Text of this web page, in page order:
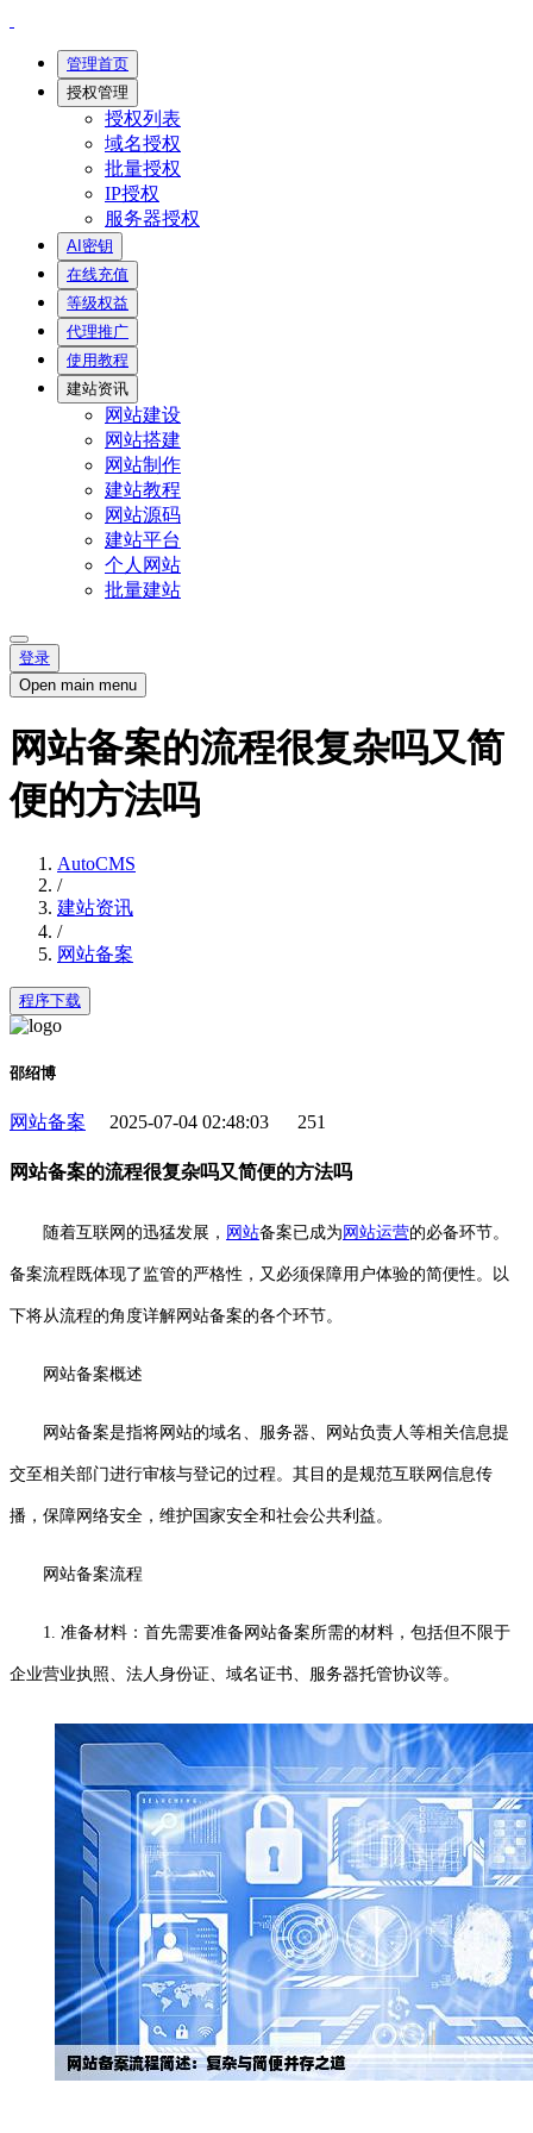
管理首页
授权管理
授权列表
域名授权
批量授权
IP授权
服务器授权
AI密钥
在线充值
等级权益
代理推广
使用教程
建站资讯
网站建设
网站搭建
网站制作
建站教程
网站源码
建站平台
个人网站
批量建站
登录
Open main menu
网站备案的流程很复杂吗又简
便的方法吗
AutoCMS
/
建站资讯
/
网站备案
程序下载
邵绍博
网站备案 2025-07-04 02:48:03 251
网站备案的流程很复杂吗又简便的方法吗
随着互联网的迅猛发展， 网站备案已成为 网站运营的必备环节。
备案流程既体现了监管的严格性，又必须保障用户体验的简便性。以
下将从流程的角度详解网站备案的各个环节。
网站备案概述
网站备案是指将网站的域名、服务器、网站负责人等相关信息提
交至相关部门进行审核与登记的过程。其目的是规范互联网信息传
播，保障网络安全，维护国家安全和社会公共利益。
网站备案流程
1. 准备材料：首先需要准备网站备案所需的材料，包括但不限于
企业营业执照、法人身份证、域名证书、服务器托管协议等。